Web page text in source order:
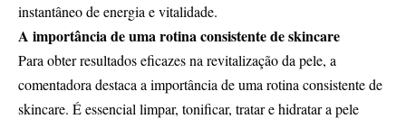
instantâneo de energia e vitalidade.
A importância de uma rotina consistente de skincare
Para obter resultados eficazes na revitalização da pele, a
comentadora destaca a importância de uma rotina consistente de
skincare. É essencial limpar, tonificar, tratar e hidratar a pele